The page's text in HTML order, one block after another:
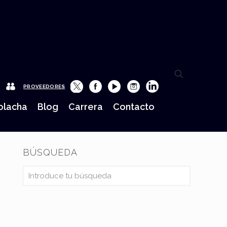
PROVEEDORES
Blog Carrera Contacto
BÚSQUEDA